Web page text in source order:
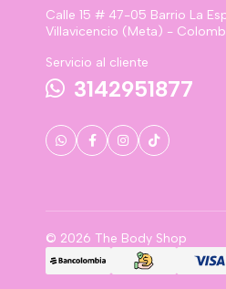
Calle 15 # 47-05 Barrio La
Villavicencio (Meta) -
Servicio al cliente
3142951877
© 2026 The Body Shop